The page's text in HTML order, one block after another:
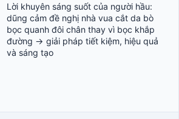
Lời khuyên sáng suốt của người hầu:
dũng cảm đề nghị nhà vua cắt da bò
bọc quanh đôi chân thay vì bọc khắp
đường → giải pháp tiết kiệm, hiệu quả
và sáng tạo